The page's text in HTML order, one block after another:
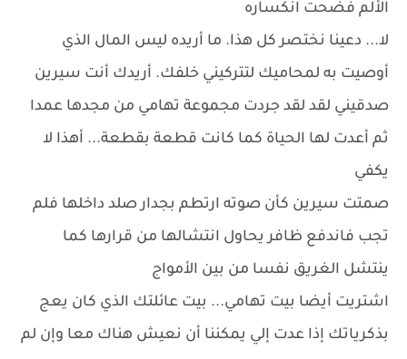
الألم فضحت انكساره
لا... دعينا نختصر كل هذا. ما أريده ليس المال الذي
أوصيت به لمحاميك لتتركيني خلفك. أريدك أنت سيرين
صدقيني لقد لقد جردت مجموعة تهامي من مجدها عمدا
ثم أعدت لها الحياة كما كانت قطعة بقطعة... أهذا لا
يكفي
صمتت سيرين كأن صوته ارتطم بجدار صلد داخلها فلم
تجب فاندفع ظافر يحاول انتشالها من قرارها كما
ينتشل الغريق نفسا من بين الأمواج
اشتريت أيضا بيت تهامي... بيت عائلتك الذي كان يعج
بذكرياتك إذا عدت إلي يمكننا أن نعيش هناك معا وإن لم